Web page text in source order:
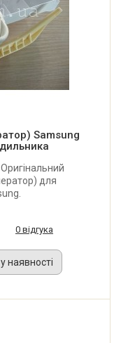
Samsung
для
0 відгука
наявності